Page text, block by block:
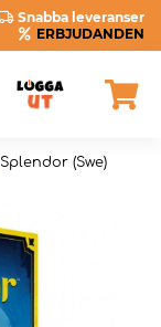
Snabba leveranser
ERBJUDANDEN
Splendor (Swe)